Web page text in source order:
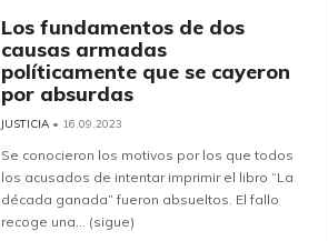
Los fundamentos de dos
causas armadas
políticamente que se cayeron
por absurdas
JUSTICIA • 16.09.2023
Se conocieron los motivos por los que todos
los acusados de intentar imprimir el libro “La
década ganada” fueron absueltos. El fallo
recoge una... (sigue)